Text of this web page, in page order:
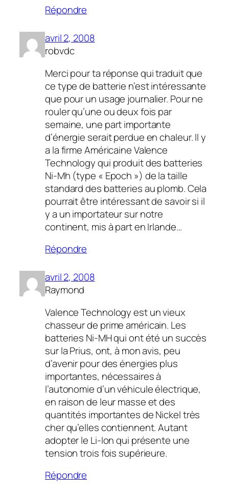
Répondre
avril 2, 2008
robvdc
Merci pour ta réponse qui traduit que
ce type de batterie n’est intéressante
que pour un usage journalier. Pour ne
rouler qu’une ou deux fois par
semaine, une part importante
d’énergie serait perdue en chaleur. Il y
a la firme Américaine Valence
Technology qui produit des batteries
Ni-Mh (type « Epoch ») de la taille
standard des batteries au plomb. Cela
pourrait être intéressant de savoir si il
y a un importateur sur notre
continent, mis à part en Irlande…
Répondre
avril 2, 2008
Raymond
Valence Technology est un vieux
chasseur de prime américain. Les
batteries Ni-MH qui ont été un succès
sur la Prius, ont, à mon avis, peu
d’avenir pour des énergies plus
importantes, nécessaires à
l’autonomie d’un véhicule électrique,
en raison de leur masse et des
quantités importantes de Nickel très
cher qu’elles contiennent. Autant
adopter le Li-Ion qui présente une
tension trois fois supérieure.
Répondre